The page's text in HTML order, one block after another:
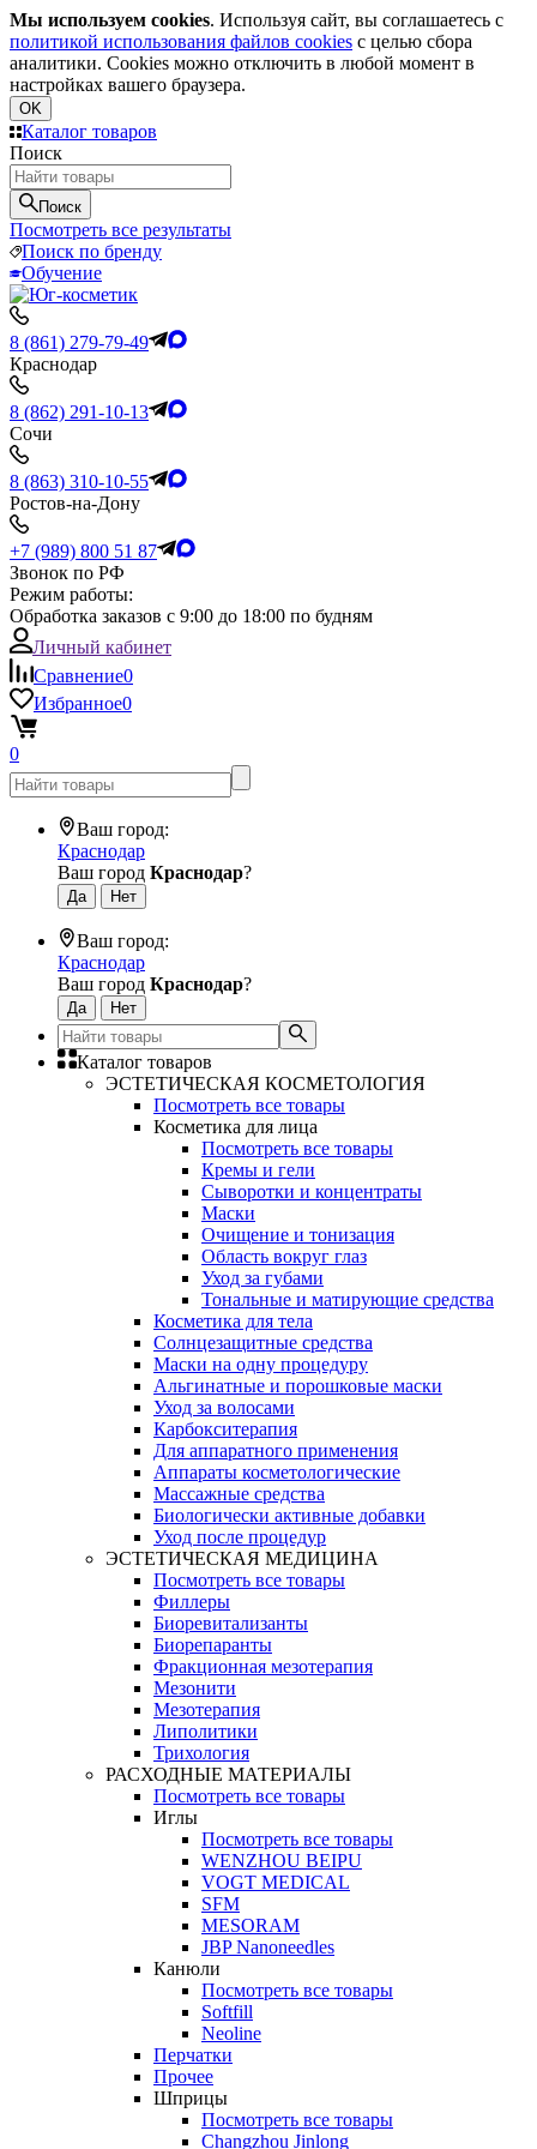
Мы используем cookies. Используя сайт, вы соглашаетесь с
политикой использования файлов cookies с целью сбора
аналитики. Cookies можно отключить в любой момент в
настройках вашего браузера.
OK
Каталог товаров
Поиск
Поиск
Посмотреть все результаты
Поиск по бренду
Обучение
8 (861) 279-79-49
Краснодар
8 (862) 291-10-13
Сочи
8 (863) 310-10-55
Ростов-на-Дону
+7 (989) 800 51 87
Звонок по РФ
Режим работы:
Обработка заказов с 9:00 до 18:00 по будням
Личный кабинет
Сравнение0
Избранное0
0
Ваш город:
Краснодар
Ваш город Краснодар?
Ваш город:
Краснодар
Ваш город Краснодар?
Каталог товаров
ЭСТЕТИЧЕСКАЯ КОСМЕТОЛОГИЯ
Посмотреть все товары
Косметика для лица
Посмотреть все товары
Кремы и гели
Сыворотки и концентраты
Маски
Очищение и тонизация
Область вокруг глаз
Уход за губами
Тональные и матирующие средства
Косметика для тела
Солнцезащитные средства
Маски на одну процедуру
Альгинатные и порошковые маски
Уход за волосами
Карбокситерапия
Для аппаратного применения
Аппараты косметологические
Массажные средства
Биологически активные добавки
Уход после процедур
ЭСТЕТИЧЕСКАЯ МЕДИЦИНА
Посмотреть все товары
Филлеры
Биоревитализанты
Биорепаранты
Фракционная мезотерапия
Мезонити
Мезотерапия
Липолитики
Трихология
РАСХОДНЫЕ МАТЕРИАЛЫ
Посмотреть все товары
Иглы
Посмотреть все товары
WENZHOU BEIPU
VOGT MEDICAL
SFM
MESORAM
JBP Nanoneedles
Канюли
Посмотреть все товары
Softfill
Neoline
Перчатки
Прочее
Шприцы
Посмотреть все товары
Changzhou Jinlong